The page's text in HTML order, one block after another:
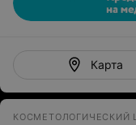
Карта
КОСМЕТОЛОГИЧЕСКИЙ